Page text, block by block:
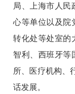
局、上海市人民
心等单位以及院
转化处等处室的
智利、西班牙等
所、医疗机构、
话发展。